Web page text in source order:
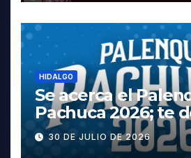
HIDALGO
Se acerca el
Pachuca 2026; te
cartelera completa,
fechas y los
30 DE JULIO DE 2026